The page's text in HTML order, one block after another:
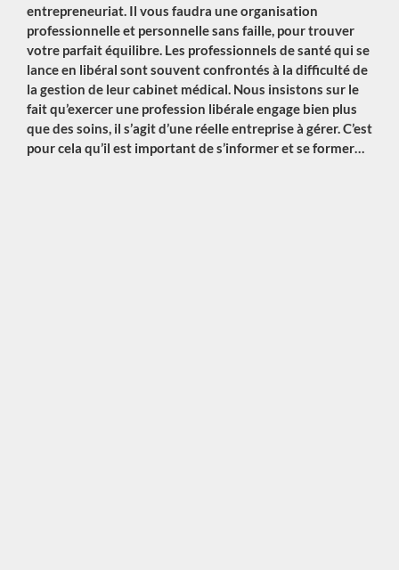
entrepreneuriat. Il vous faudra une organisation
professionnelle et personnelle sans faille, pour trouver
votre parfait équilibre. Les professionnels de santé qui se
lance en libéral sont souvent confrontés à la difficulté de
la gestion de leur cabinet médical. Nous insistons sur le
fait qu’exercer une profession libérale engage bien plus
que des soins, il s’agit d’une réelle entreprise à gérer.C’est
pour cela qu’il est important de s’informer et se former…